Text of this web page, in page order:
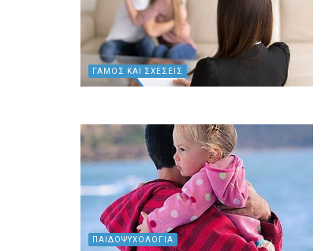
ΓΑΜΟΣ ΚΑΙ ΣΧΕΣΕΙΣ
ΠΑΙΔΟΨΥΧΟΛΟΓΙΑ